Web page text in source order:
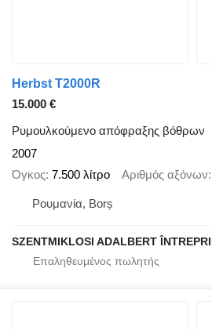
Herbst T2000R
15.000 €
Ρυμουλκούμενο απόφραξης βόθρων
2007
Όγκος 7.500 λίτρο Αριθμός αξόνων
Ρουμανία, Borș